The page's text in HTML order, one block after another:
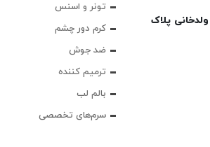
پلاک
تونر و اسنس
کرم دور چشم
ضد جوش
ترمیم کننده
بالم لب
سرم‌های تخصصی